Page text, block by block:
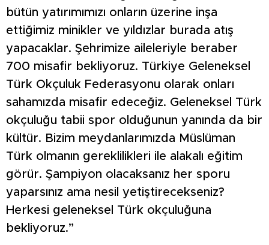
bütün yatırımımızı onların üzerine inşa
ettiğimiz minikler ve yıldızlar burada atış
yapacaklar. Şehrimize aileleriyle beraber
700 misafir bekliyoruz. Türkiye Geleneksel
Türk Okçuluk Federasyonu olarak onları
sahamızda misafir edeceğiz. Geleneksel Türk
okçuluğu tabii spor olduğunun yanında da bir
kültür. Bizim meydanlarımızda Müslüman
Türk olmanın gereklilikleri ile alakalı eğitim
görür. Şampiyon olacaksanız her sporu
yaparsınız ama nesil yetiştirecekseniz?
Herkesi geleneksel Türk okçuluğuna
bekliyoruz.”